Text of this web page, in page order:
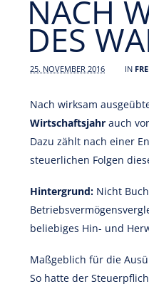
NACH
DES
25. NOVEMBER 2016 IN
Nach wirksam
Wirtschaftsjahr auch
Dazu zählt nach einer
steuerlichen Folgen
Hintergrund: Nicht
beliebiges Hin- und
Maßgeblich für die
So hatte der